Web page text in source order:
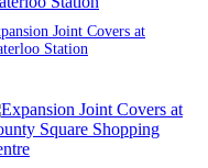
Joint Covers at
Station